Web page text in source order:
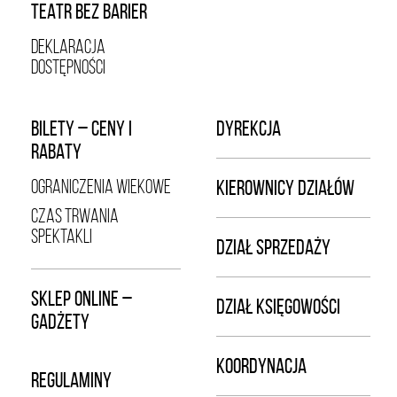
TEATR BEZ BARIER
DEKLARACJA
DOSTĘPNOŚCI
BILETY – CENY I
RABATY
OGRANICZENIA WIEKOWE
CZAS TRWANIA
SPEKTAKLI
SKLEP ONLINE –
GADŻETY
REGULAMINY
DYREKCJA
KIEROWNICY DZIAŁÓW
DZIAŁ SPRZEDAŻY
DZIAŁ KSIĘGOWOŚCI
KOORDYNACJA